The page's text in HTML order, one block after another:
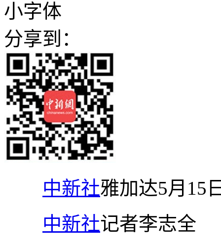
小字体
分享到：
中新社雅加达5月15
中新社记者李志全